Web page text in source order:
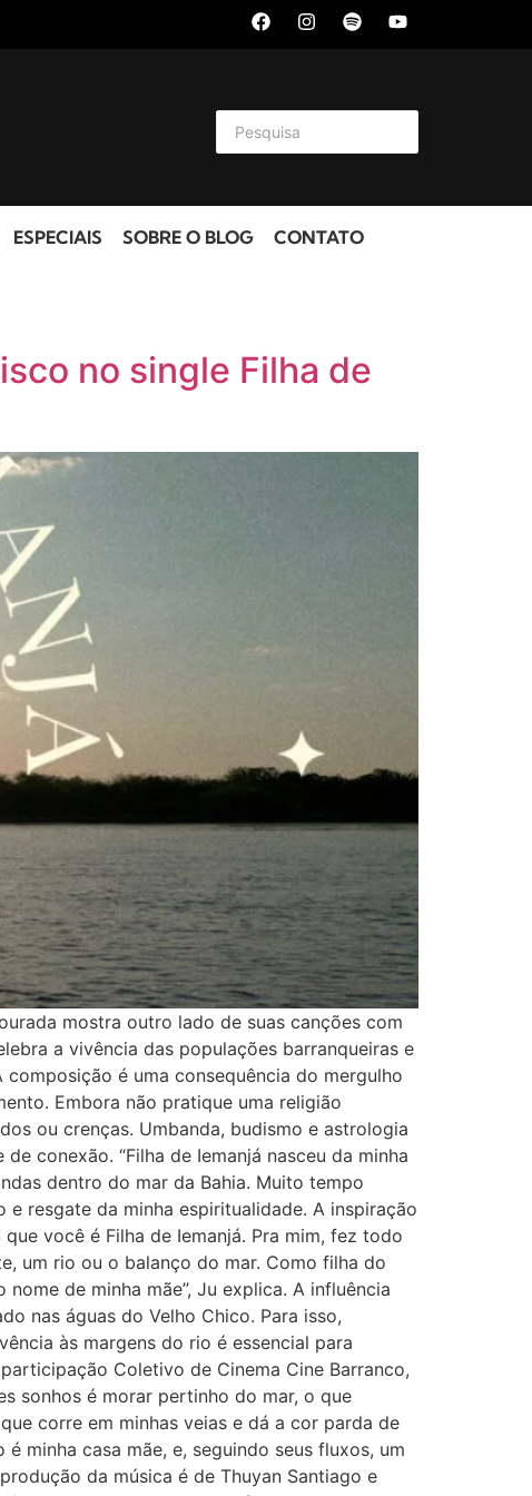
ESPECIAIS SOBRE O BLOG CONTATO
no single Filha de
mostra outro lado de suas canções com
a vivência das populações barranqueiras e
é uma consequência do mergulho
Embora não pratique uma religião
ou crenças. Umbanda, budismo e astrologia
conexão. “Filha de Iemanjá nasceu da minha
dentro do mar da Bahia. Muito tempo
resgate da minha espiritualidade. A inspiração
você é Filha de Iemanjá. Pra mim, fez todo
um rio ou o balanço do mar. Como filha do
de minha mãe”, Ju explica. A influência
nas águas do Velho Chico. Para isso,
às margens do rio é essencial para
Coletivo de Cinema Cine Barranco,
sonhos é morar pertinho do mar, o que
corre em minhas veias e dá a cor parda de
minha casa mãe, e, seguindo seus fluxos, um
da música é de Thuyan Santiago e